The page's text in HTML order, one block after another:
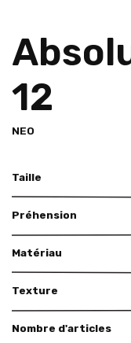
12
NEO
Taille
Préhension
Matériau
Texture
Nombre d'articles